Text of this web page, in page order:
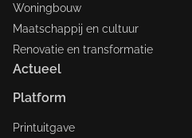
Woningbouw
Maatschappij en cultuur
Renovatie en transformatie
Actueel
Platform
Printuitgave